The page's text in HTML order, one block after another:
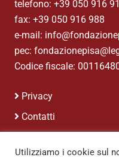
telefono: +39 050 916
fax: +39 050 916 988
e-mail:
pec:
Codice fiscale:
Privacy
Contatti
Utilizziamo i cookie sul